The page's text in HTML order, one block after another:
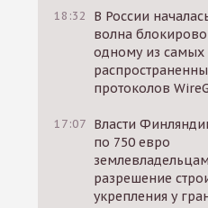
18:32
В России
волна
одному из самых
протоколов
17:07 Власти
по 750 евро
разрешение
укрепления у